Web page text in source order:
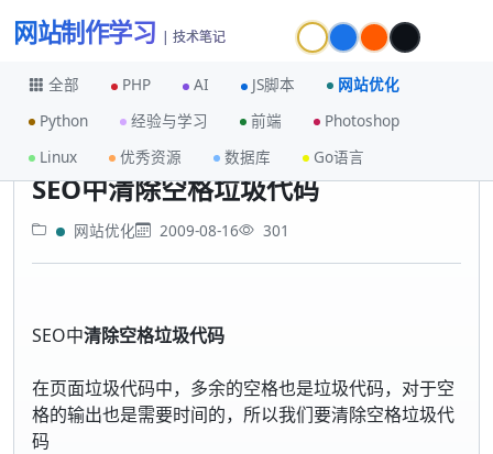
网站制作学习 | 技术笔记
全部 PHP AI JS脚本
网站优化
Python
经验与学习 前端
Photoshop
Linux
优秀资源 数据库 Go语言
首页 SEO中清除空格垃圾代码
SEO中清除空格垃圾代码
网站优化 2009-08-16 301
SEO中清除空格垃圾代码
在页面垃圾代码中，多余的空格也是垃圾代码，对于空
格的输出也是需要时间的，所以我们要清除空格垃圾代
码